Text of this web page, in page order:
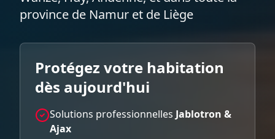
province de Namur et de Liège
Protégez votre habitation
dès aujourd'hui
Solutions professionnelles Jablotron &
Ajax